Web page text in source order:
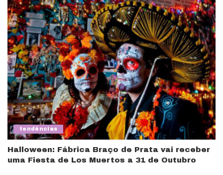
tendências
Halloween: Fábrica Braço de Prata vai receber
uma Fiesta de Los Muertos a 31 de Outubro